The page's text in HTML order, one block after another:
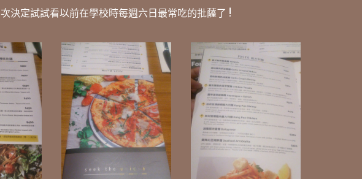
次決定試試看以前在學校時每週六日最常吃的批薩了 !